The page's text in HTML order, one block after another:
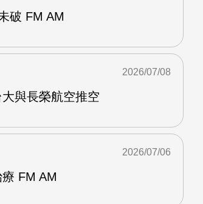
破 FM AM
與長榮航空推空
2026/07/08
FM AM
2026/07/06